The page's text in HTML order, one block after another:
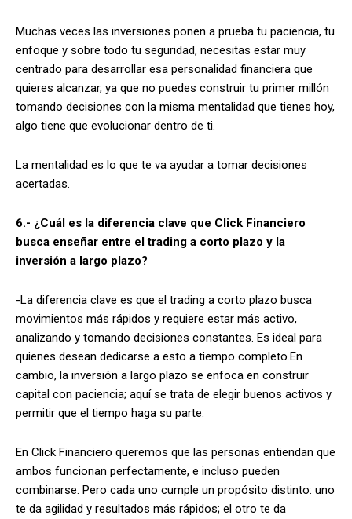
Muchas veces las inversiones ponen a prueba tu paciencia, tu
enfoque y sobre todo tu seguridad, necesitas estar muy
centrado para desarrollar esa personalidad financiera que
quieres alcanzar, ya que no puedes construir tu primer millón
tomando decisiones con la misma mentalidad que tienes hoy,
algo tiene que evolucionar dentro de ti.
La mentalidad es lo que te va ayudar a tomar decisiones
acertadas.
6.- ¿Cuál es la diferencia clave que Click Financiero
busca enseñar entre el trading a corto plazo y la
inversión a largo plazo?
-La diferencia clave es que el trading a corto plazo busca
movimientos más rápidos y requiere estar más activo,
analizando y tomando decisiones constantes. Es ideal para
quienes desean dedicarse a esto a tiempo completo.En
cambio, la inversión a largo plazo se enfoca en construir
capital con paciencia; aquí se trata de elegir buenos activos y
permitir que el tiempo haga su parte.
En Click Financiero queremos que las personas entiendan que
ambos funcionan perfectamente, e incluso pueden
combinarse. Pero cada uno cumple un propósito distinto: uno
te da agilidad y resultados más rápidos; el otro te da